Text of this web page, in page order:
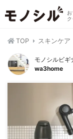
TOP スキンケア
モノシルビギ
wa3home